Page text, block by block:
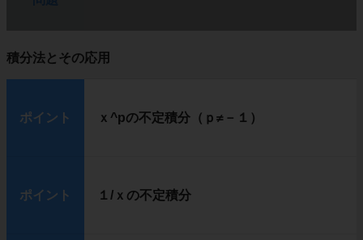
積分法とその応用
ポイント ｘ^pの不定積分（ｐ≠－１）
ポイント １/ｘの不定積分